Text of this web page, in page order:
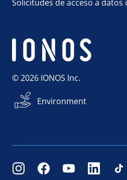
Solicitudes de acceso a
© 2026 IONOS Inc.
Environment